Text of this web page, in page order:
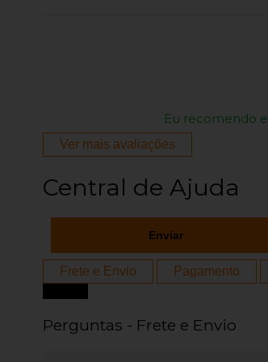
Eu recomendo
Ver mais avaliações
Central de Ajuda
Enviar
Frete e Envio Pagamento
Perguntas - Frete e Envio